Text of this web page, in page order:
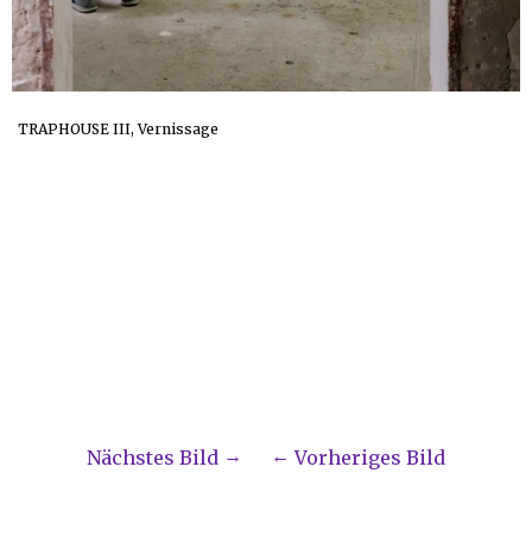
TRAPHOUSE III, Vernissage
Nächstes Bild Vorheriges Bild